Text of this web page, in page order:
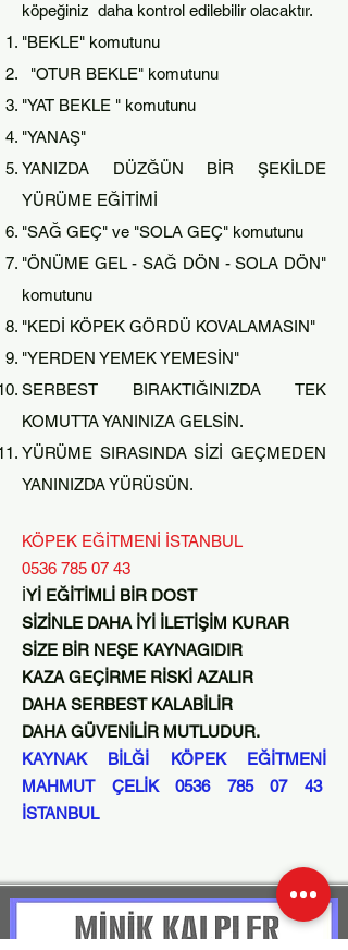
köpeğiniz daha kontrol edilebilir olacaktır.
"BEKLE" komutunu
"OTUR BEKLE" komutunu
"YAT BEKLE " komutunu
"YANAŞ"
YANIZDA DÜZĞÜN BİR ŞEKİLDE
YÜRÜME EĞİTİMİ
"SAĞ GEÇ" ve "SOLA GEÇ" komutunu
"ÖNÜME GEL - SAĞ DÖN - SOLA DÖN"
komutunu
"KEDİ KÖPEK GÖRDÜ KOVALAMASIN"
"YERDEN YEMEK YEMESİN"
SERBEST BIRAKTIĞINIZDA TEK
KOMUTTA YANINIZA GELSİN.
YÜRÜME SIRASINDA SİZİ GEÇMEDEN
YANINIZDA YÜRÜSÜN.
KÖPEK EĞİTMENİ İSTANBUL
0536 785 07 43
İYİ EĞİTİMLİ BİR DOST
SİZİNLE DAHA İYİ İLETİŞİM KURAR
SİZE BİR NEŞE KAYNAGIDIR
KAZA GEÇİRME RİSKİ AZALIR
DAHA SERBEST KALABİLİR
DAHA GÜVENİLİR MUTLUDUR.
KAYNAK BİLĞİ KÖPEK EĞİTMENİ
MAHMUT ÇELİK0536 785 07 43
İSTANBUL